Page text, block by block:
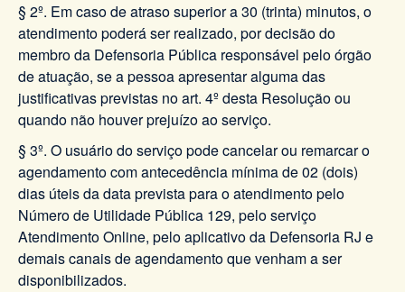
§ 2º. Em caso de atraso superior a 30 (trinta) minutos, o
atendimento poderá ser realizado, por decisão do
membro da Defensoria Pública responsável pelo órgão
de atuação, se a pessoa apresentar alguma das
justificativas previstas no art. 4º desta Resolução ou
quando não houver prejuízo ao serviço.
§ 3º. O usuário do serviço pode cancelar ou remarcar o
agendamento com antecedência mínima de 02 (dois)
dias úteis da data prevista para o atendimento pelo
Número de Utilidade Pública 129, pelo serviço
Atendimento Online, pelo aplicativo da Defensoria RJ e
demais canais de agendamento que venham a ser
disponibilizados.